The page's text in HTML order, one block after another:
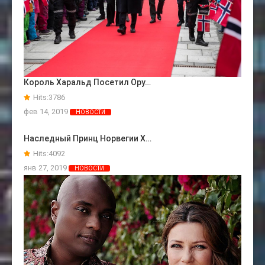
Король Харальд Посетил Ору…
Hits:3786
фев 14, 2019
НОВОСТИ
Наследный Принц Норвегии Х…
Hits:4092
янв 27, 2019
НОВОСТИ